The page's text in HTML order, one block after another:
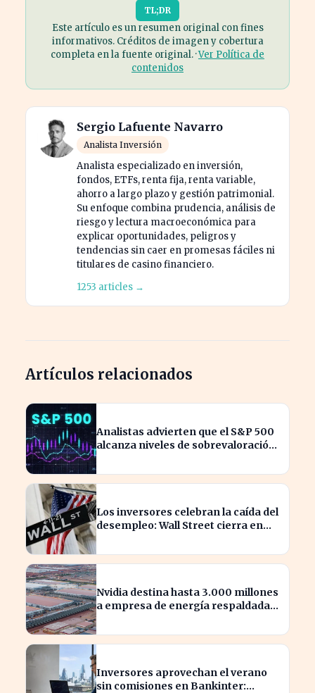
TL;DR
Este artículo es un resumen original con fines
informativos. Créditos de imagen y cobertura
completa en la fuente original. ·Ver Política de
contenidos
Sergio Lafuente Navarro
Analista Inversión
Analista especializado en inversión,
fondos, ETFs, renta fija, renta variable,
ahorro a largo plazo y gestión patrimonial.
Su enfoque combina prudencia, análisis de
riesgo y lectura macroeconómica para
explicar oportunidades, peligros y
tendencias sin caer en promesas fáciles ni
titulares de casino financiero.
1253 articles →
Artículos relacionados
Analistas advierten que el S&P 500
alcanza niveles de sobrevaloración
Los inversores celebran la caída del
desempleo: Wall Street cierra en
Nvidia destina hasta 3.000 millones
a empresa de energía respaldada
Inversores aprovechan el verano
sin comisiones en Bankinter: